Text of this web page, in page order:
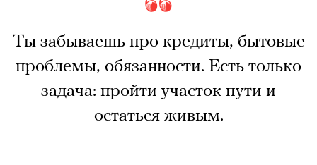
Ты забываешь про кредиты, бытовые
проблемы, обязанности. Есть только
задача: пройти участок пути и
остаться живым.